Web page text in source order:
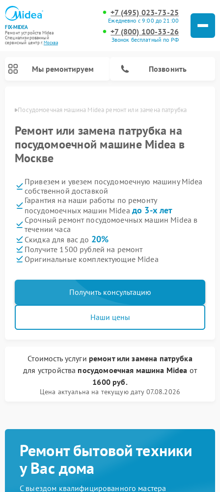
FIX-MIDEA
Ремонт устройств Midea
Специализированный
cервисный центр г.Москва
+7 (495) 023-73-25
Ежедневно с 9:00 до 21:00
+7 (800) 100-33-26
Звонок бесплатный по РФ
Мы ремонтируем Позвонить
Посудомоечная машина Midea ремонт или замена патрубка
Ремонт или замена патрубка на
посудомоечной машине Midea в
Москве
Привезем и увезем посудомоечную машину Midea
собственной доставкой
Гарантия на наши работы по ремонту
посудомоечных машин Midea до 3-х лет
Срочный ремонт посудомоечных машин Midea в
течении часа
Скидка для вас до 20%
Получите 1500 рублей на ремонт
Оригинальные комплектующие Midea
Получить консультацию
Наши цены
Стоимость услуги ремонт или замена патрубка
для устройства посудомоечная машина Midea от
1600 руб.
Цена актуальна на текущую дату 07.08.2026
Ремонт бытовой техники
у Вас дома
С выездом квалифицированного мастера